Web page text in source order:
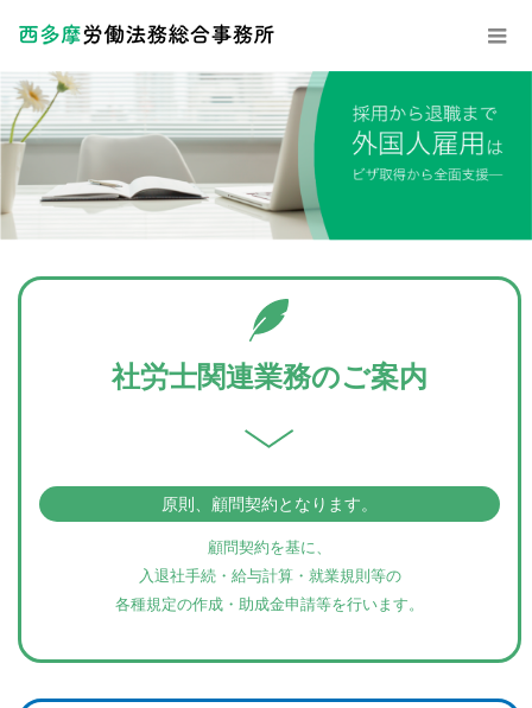
社労士関連業務のご案内
原則、顧問契約となります。
顧問契約を基に、
入退社手続・給与計算・就業規則等の
各種規定の作成・助成金申請等を行います。